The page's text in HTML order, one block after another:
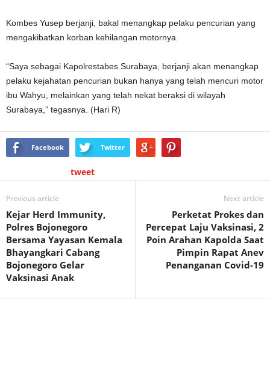
Kombes Yusep berjanji, bakal menangkap pelaku pencurian yang
mengakibatkan korban kehilangan motornya.
“Saya sebagai Kapolrestabes Surabaya, berjanji akan menangkap
pelaku kejahatan pencurian bukan hanya yang telah mencuri motor
ibu Wahyu, melainkan yang telah nekat beraksi di wilayah
Surabaya,” tegasnya. (Hari R)
Facebook Twitter
tweet
Previous article
Kejar Herd Immunity,
Polres Bojonegoro
Bersama Yayasan Kemala
Bhayangkari Cabang
Bojonegoro Gelar
Vaksinasi Anak
Next article
Perketat Prokes dan
Percepat Laju Vaksinasi, 2
Poin Arahan Kapolda Saat
Pimpin Rapat Anev
Penanganan Covid-19